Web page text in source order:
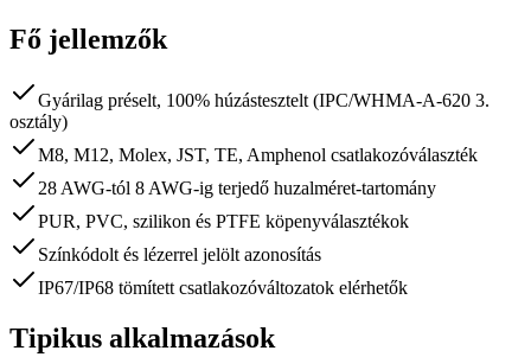
Fő jellemzők
Gyárilag préselt, 100% húzástesztelt (IPC/WHMA-A-620 3.
osztály)
M8, M12, Molex, JST, TE, Amphenol csatlakozóválaszték
28 AWG-tól 8 AWG-ig terjedő huzalméret-tartomány
PUR, PVC, szilikon és PTFE köpenyválasztékok
Színkódolt és lézerrel jelölt azonosítás
IP67/IP68 tömített csatlakozóváltozatok elérhetők
Tipikus alkalmazások